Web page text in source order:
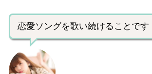
恋愛ソングを歌い続けることです